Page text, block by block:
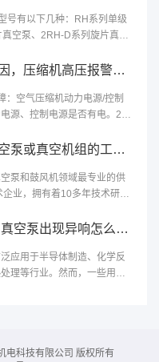
号有以下几种：RH系列单级
空泵、2RH-D系列旋片真空
压缩机高压故障是什么原因，压缩机高压报警原因和解决办法
：空气压缩机动力电源/控制
源、控制电源是否有电。2、
图解：发电厂用的各种真空泵或真空机组的工作原理
泵和鼓风机领域最专业的供
业，拥有着10多年技术研发
真空泵噪音大是什么原因 真空泵出现异响怎么处理
应用于半导体制造、化学反
理等行业。然而，一些用户
科技有限公司 版权所有